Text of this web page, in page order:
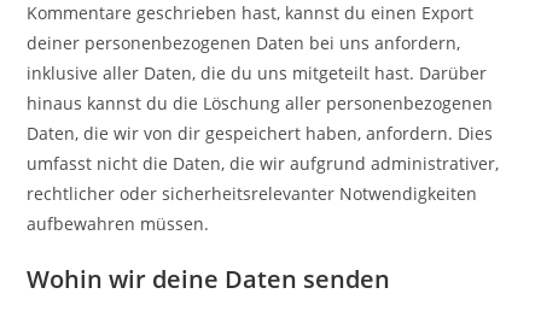
Kommentare geschrieben hast, kannst du einen Export
deiner personenbezogenen Daten bei uns anfordern,
inklusive aller Daten, die du uns mitgeteilt hast. Darüber
hinaus kannst du die Löschung aller personenbezogenen
Daten, die wir von dir gespeichert haben, anfordern. Dies
umfasst nicht die Daten, die wir aufgrund administrativer,
rechtlicher oder sicherheitsrelevanter Notwendigkeiten
aufbewahren müssen.
Wohin wir deine Daten senden